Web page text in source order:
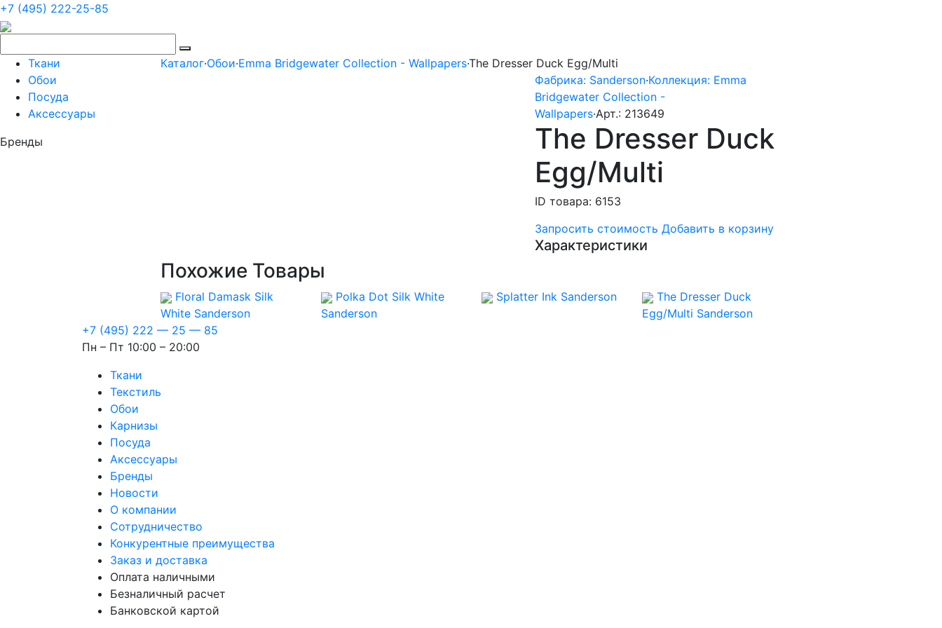
+7 (495) 222-25-85
Ткани
Обои
Посуда
Аксессуары
Бренды
Каталог·Обои·Emma Bridgewater Collection - Wallpapers·The Dresser Duck Egg/Multi
Фабрика: Sanderson·Коллекция: Emma
Bridgewater Collection -
Wallpapers·Арт.: 213649
The Dresser Duck
Egg/Multi
ID товара: 6153
Запросить стоимость Добавить в корзину
Характеристики
Похожие Товары
Floral Damask Silk
White Sanderson
Polka Dot Silk White
Sanderson
Splatter Ink Sanderson
The Dresser Duck
Egg/Multi Sanderson
+7 (495) 222 — 25 — 85
Пн – Пт 10:00 – 20:00
Ткани
Текстиль
Обои
Карнизы
Посуда
Аксессуары
Бренды
Новости
О компании
Сотрудничество
Конкурентные преимущества
Заказ и доставка
Оплата наличными
Безналичный расчет
Банковской картой